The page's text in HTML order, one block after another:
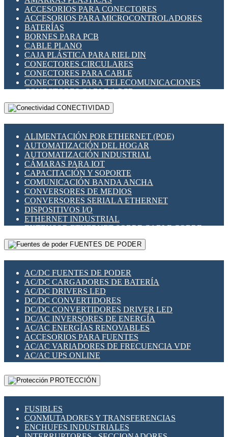
INDICADORES PARA PANEL
INTERFACES DE RELÉ
INTERRUPTORES FIN DE CARRERA
LLAVES CONMUTADORAS
MEDIDORES DE ENERGÍA Y TC'S DE CORRIENTE
MOTORES PASO A PASO
PANTALLAS HMI
PLC -CONTROLADORES LÓGICO PROGRAMABLES
PROGRAMADORES DE HORARIO
RELÉS DE PROTECCIÓN
SENSORES CAPACITIVOS
SENSORES INDUCTIVOS
TEMPORIZADORES
VARIACS
VARIADORES DE FRECUENCIA [VDF]
SECCIONADORES - INTERRUPTORES
MAQUINARIA
ACCESORIOS PARA CONECTORES
ACCESORIOS PARA MICROCONTROLADORES
BATERÍAS
BORNES PARA PCB
CABLE PLANO
CAJA PLÁSTICA PARA RIEL DIN
CONECTORES CIRCULARES
CONECTORES PARA CABLE
CONECTORES PARA TELECOMUNICACIONES
CONECTORES CABLE A PCB
CONECTORES PCB A CABLE
DIP SWITCHES
HERRAMIENTAS VARIAS
ILUMINACIÓN LED
INTERRUPTORES REED
INTERFACES DE RELÉ
OTROS RELÉS
PROTECCIÓN TÉRMICA
RELÉS AUTOMOTRICES
RELÉS DE SEÑAL
RELÉS DE ESTADO SÓLIDO SSR
RELÉS INDUSTRIALES
RELÉS MINIATURA DE POTENCIA
SENSORES MAGNÉTICOS
SWITCH Y MICROSWITCH
TARJETAS PI
UNIÓN Y DERIVACIÓN DE CABLE
CONECTIVIDAD
ALIMENTACIÓN POR ETHERNET (POE)
AUTOMATIZACIÓN DEL HOGAR
AUTOMATIZACIÓN INDUSTRIAL
CÁMARAS PARA IOT
CAPACITACIÓN Y SOPORTE
COMUNICACIÓN BANDA ANCHA
CONVERSORES DE MEDIOS
CONVERSORES SERIAL A ETHERNET
DISPOSITIVOS I/O
ETHERNET INDUSTRIAL
EXTENSOR ETHERNET SOBRE CABLE COBRE
GATEWAY LORAWAN
GESTIÓN DE REDES
PLACAS MODULARES IOT
SWITCHES Y REDES WIFI
SOLUCIONES IOT
SOLUCIONES LORAWAN
SOLUCIONES RED CELULAR
SEGURIDAD PARA REDES
SWITCHES LAN
TELEFONÍA IP (VOIP)
VIGILANCIA IP (CCTV)
MESHTASTIC
FUENTES DE PODER
AC/DC FUENTES DE PODER
AC/DC CARGADORES DE BATERÍA
AC/DC DRIVERS LED
DC/DC CONVERTIDORES
DC/DC CONVERTIDORES DRIVER LED
DC/AC INVERSORES DE ENERGÍA
AC/AC ENERGÍAS RENOVABLES
ACCESORIOS PARA FUENTES
AC/AC VARIADORES DE FRECUENCIA VDF
AC/AC UPS ONLINE
PROTECCIÓN
FUSIBLES
CONMUTADORES Y TRANSFERENCIAS
ENCHUFES INDUSTRIALES